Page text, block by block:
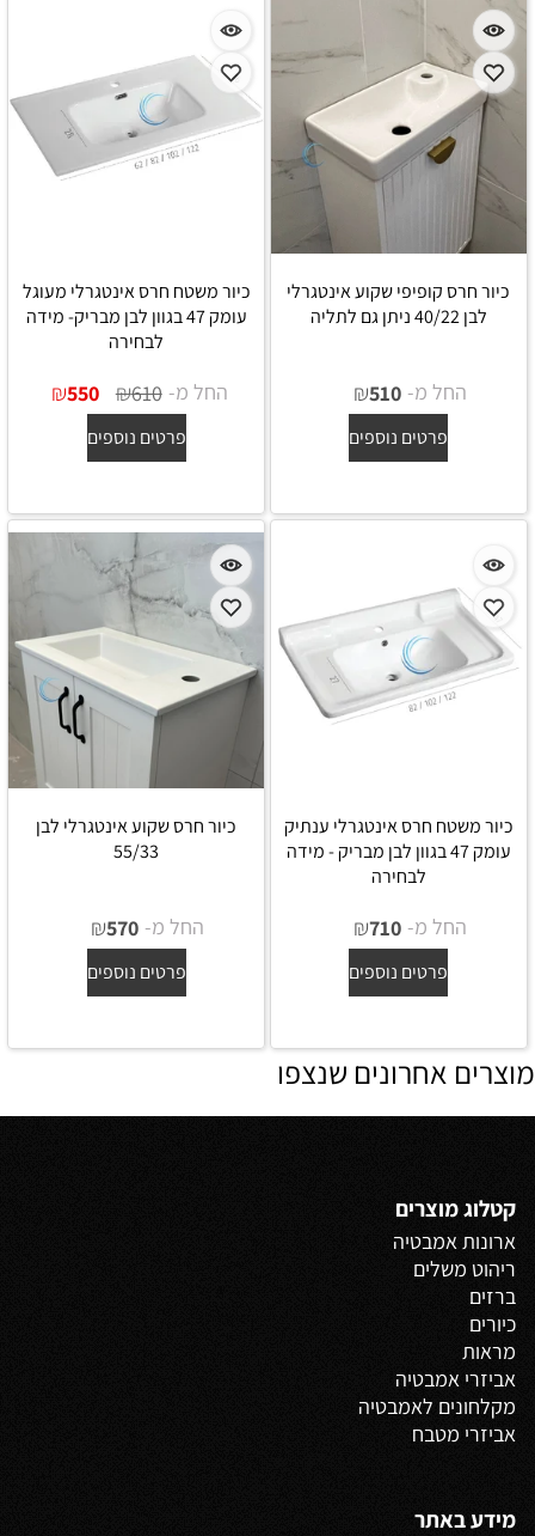
כיור חרס קופיפי שקוע אינטגרלי
לבן 40/22 ניתן גם לתליה
החל מ- ₪510
פרטים נוספים
כיור משטח חרס אינטגרלי מעוגל
עומק 47 בגוון לבן מבריק- מידה
לבחירה
החל מ- ₪610
₪550
פרטים נוספים
כיור משטח חרס אינטגרלי ענתיק
עומק 47 בגוון לבן מבריק - מידה
לבחירה
החל מ- ₪710
פרטים נוספים
כיור חרס שקוע אינטגרלי לבן
55/33
החל מ- ₪570
פרטים נוספים
מוצרים אחרונים שנצפו
קטלוג מוצרים
ארונות אמבטיה
ריהוט משלים
ברזים
כיורים
מראות
אביזרי אמבטיה
מקלחונים לאמבטיה
אביזרי מטבח
מידע באתר